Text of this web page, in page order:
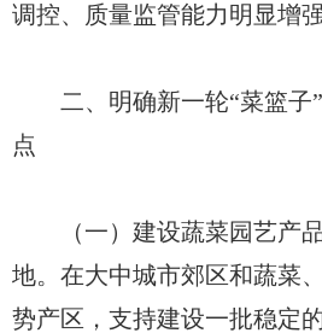
调控、质量监管能力明显增强
二、明确新一轮“菜篮子”
点
（一）建设蔬菜园艺产品
地。在大中城市郊区和蔬菜
势产区，支持建设一批稳定